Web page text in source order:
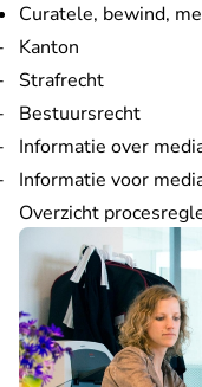
Curatele, bewind,
Kanton
Strafrecht
Bestuursrecht
Informatie over
Informatie voor
Overzicht